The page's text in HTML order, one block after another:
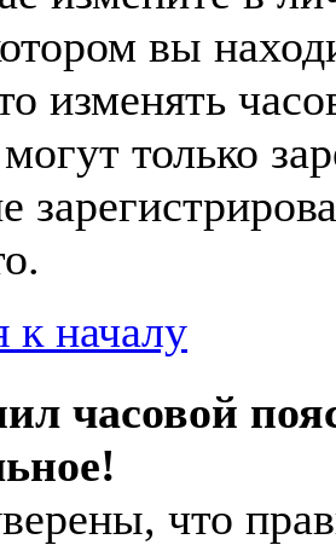
вы
изменять
только
к началу
часовой
что